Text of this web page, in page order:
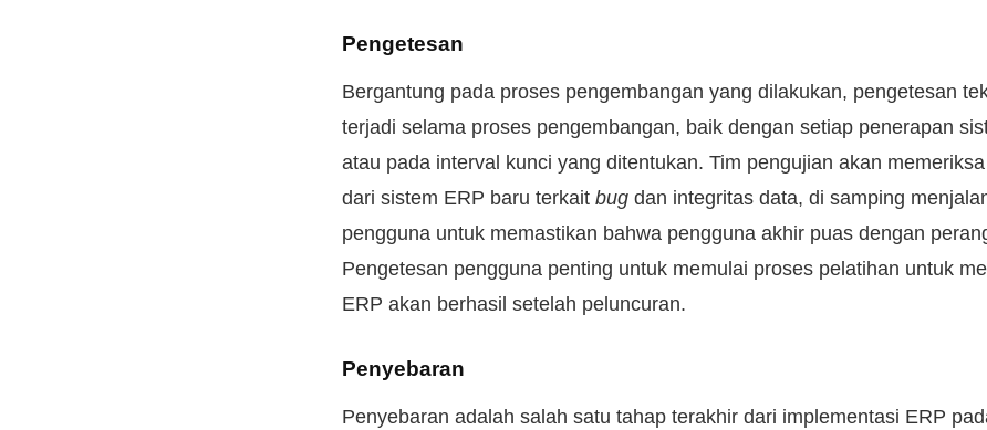
Pengetesan
Bergantung pada proses pengembangan yang dilakukan, pengetesan
terjadi selama proses pengembangan, baik dengan setiap penerapan
atau pada interval kunci yang ditentukan. Tim pengujian akan
dari sistem ERP baru terkaitbugdan integritas data, di samping
pengguna untuk memastikan bahwa pengguna akhir puas dengan
Pengetesan pengguna penting untuk memulai proses pelatihan untuk
ERP akan berhasil setelah peluncuran.
Penyebaran
Penyebaran adalah salah satu tahap terakhir dari implementasi ERP